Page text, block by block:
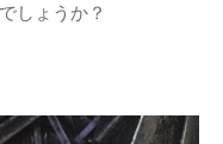
しょうか？